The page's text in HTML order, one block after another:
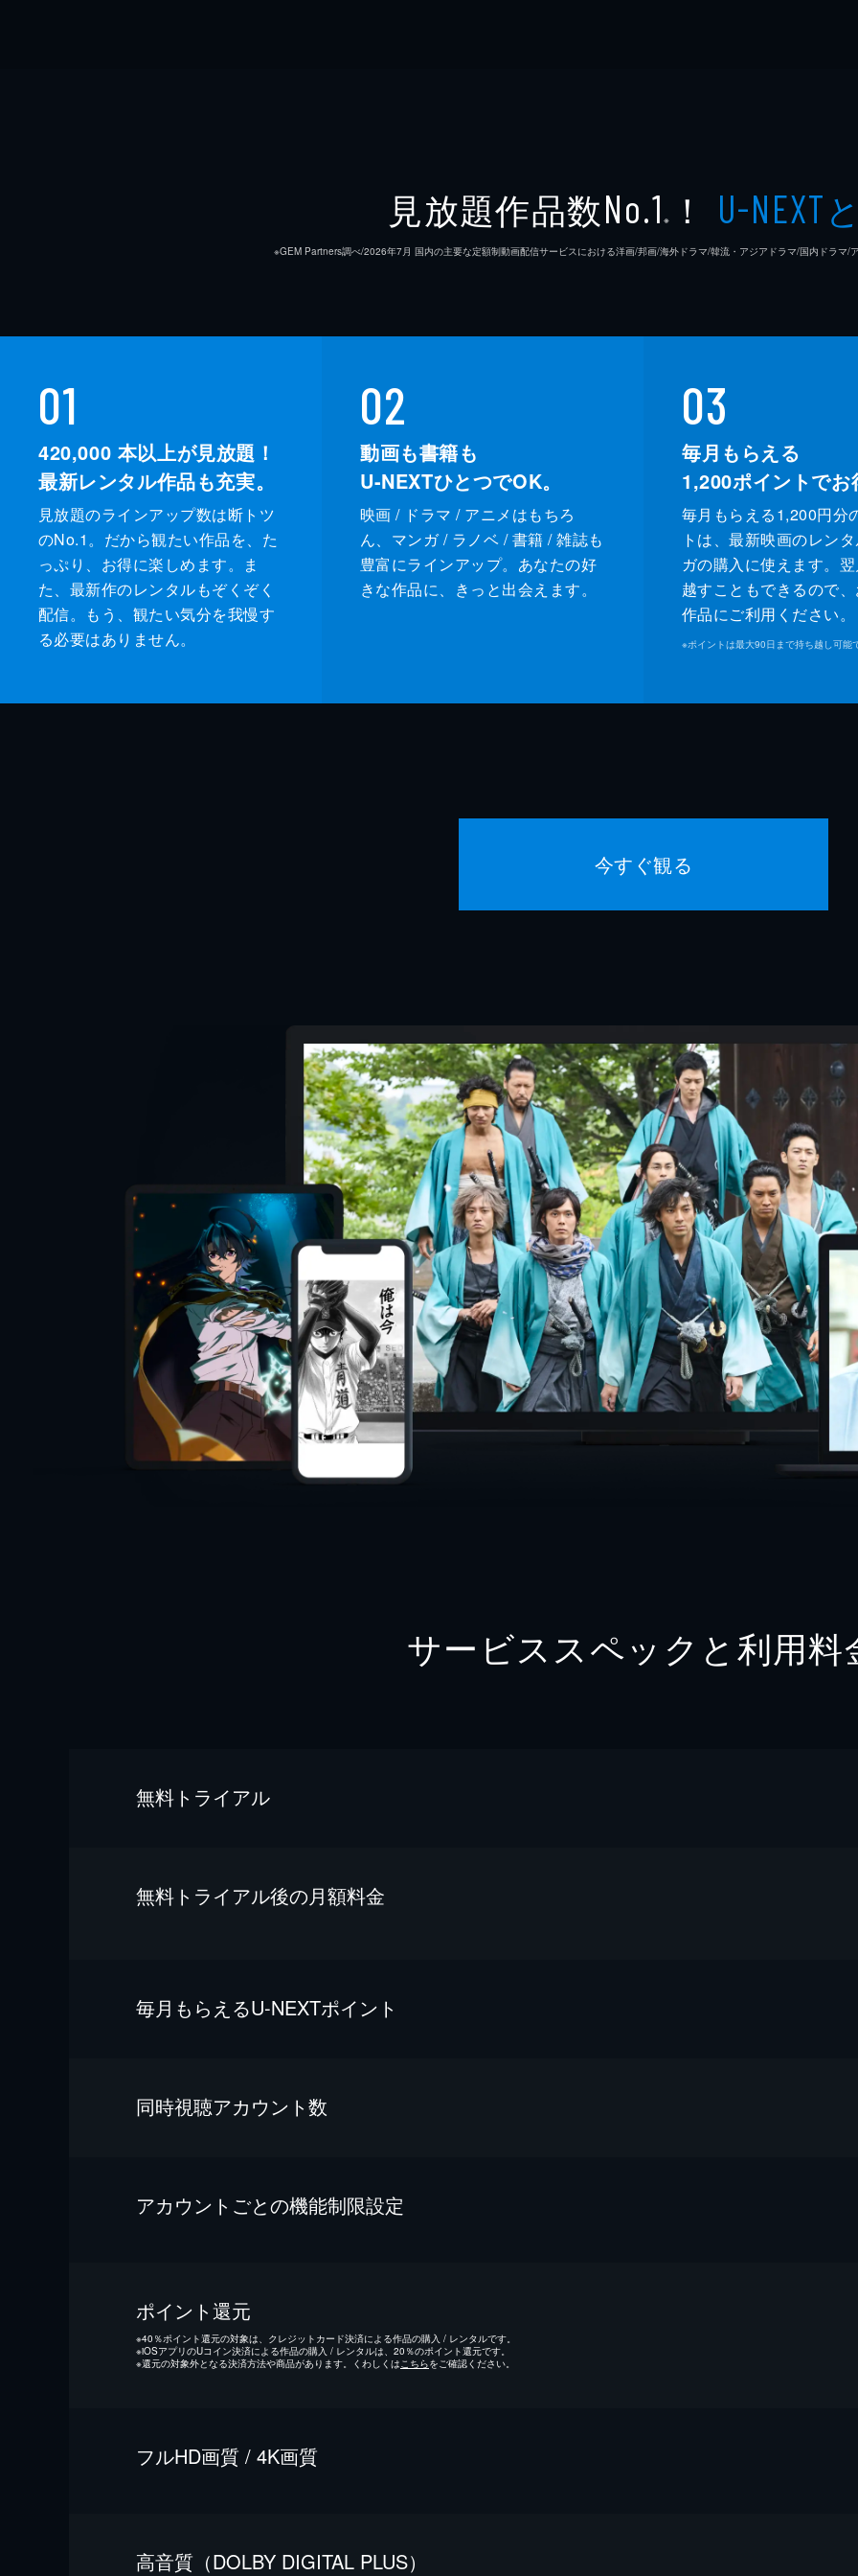
見放題作品数No.1 ※ ！ U-NEXT
※GEM Partners調べ/2026年7⽉ 国内の主要な定額制動画配信サービスにおける洋画/邦画/海外ドラマ/韓流・アジアドラマ/国内ドラマ/
01
420,000 本以上が見放題！
最新レンタル作品も充実。
見放題のラインアップ数は断トツ
のNo.1。だから観たい作品を、た
っぷり、お得に楽しめます。ま
た、最新作のレンタルもぞくぞく
配信。もう、観たい気分を我慢す
る必要はありません。
02
動画も書籍も
U-NEXTひとつでOK。
映画 / ドラマ / アニメはもちろ
ん、マンガ / ラノベ / 書籍 / 雑誌も
豊富にラインアップ。あなたの好
きな作品に、きっと出会えます。
03
毎月もらえる
1,200ポイントでお
毎月もらえる1,200円分
トは、最新映画のレン
ガの購入に使えます。
越すこともできるので
作品にご利用ください。
※ポイントは最大90日まで持ち越し可能
今すぐ観る
サービススペックと利用料
無料トライアル
無料トライアル後の⽉額料金
毎⽉もらえるU-NEXTポイント
同時視聴アカウント数
アカウントごとの機能制限設定
ポイント還元
※40％ポイント還元の対象は、クレジットカード決済による作品の購入 / レンタルです。
※iOSアプリのUコイン決済による作品の購入 / レンタルは、20％のポイント還元です。
※還元の対象外となる決済方法や商品があります。くわしくは こちらをご確認ください。
フルHD画質 / 4K画質
⾼⾳質（DOLBY DIGITAL PLUS）